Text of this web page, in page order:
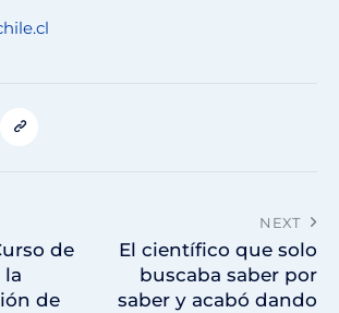
de
la
de
NEXT
El científico que solo
buscaba saber por
saber y acabó dando